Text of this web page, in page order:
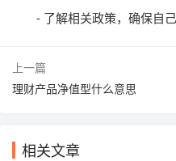
- 了解相关政策，确保自
上一篇
理财产品净值型什么意思
相关文章